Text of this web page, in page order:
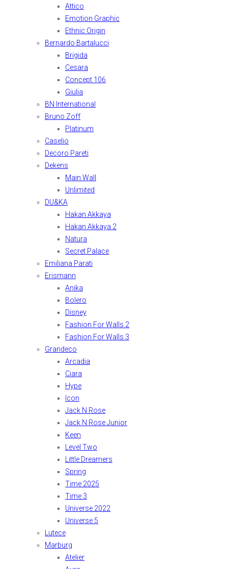
Attico
Emotion Graphic
Ethnic Origin
Bernardo Bartalucci
Brigida
Cesara
Concept 106
Giulia
BN International
Bruno Zoff
Platinum
Caselio
Decoro Pareti
Dekens
Main Wall
Unlimited
DU&KA
Hakan Akkaya
Hakan Akkaya 2
Natura
Secret Palace
Emiliana Parati
Erismann
Anika
Bolero
Disney
Fashion For Walls 2
Fashion For Walls 3
Grandeco
Arcadia
Ciara
Hype
Icon
Jack N Rose
Jack N Rose Junior
Keen
Level Two
Little Dreamers
Spring
Time 2025
Time 3
Universe 2022
Universe 5
Lutece
Marburg
Atelier